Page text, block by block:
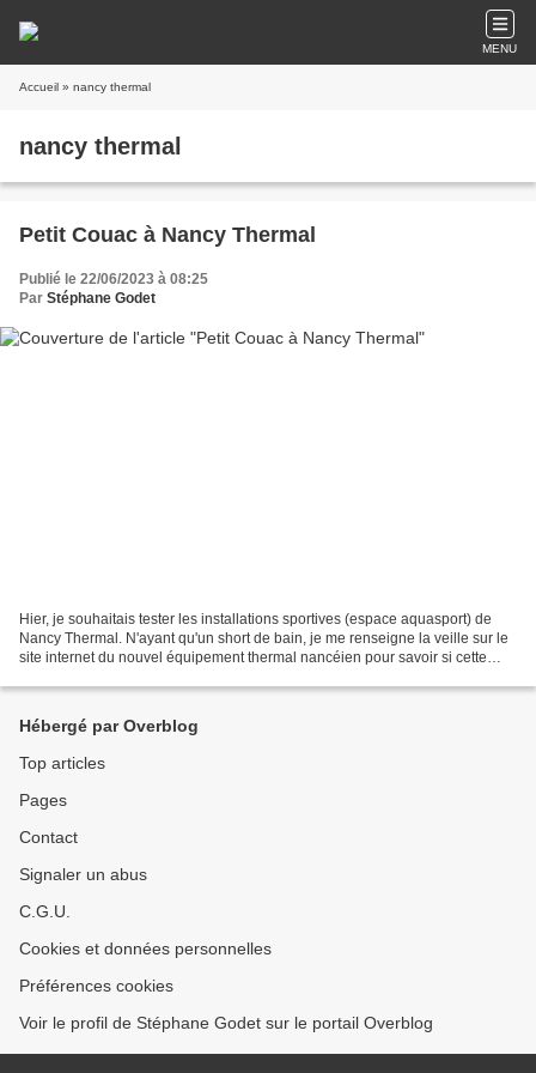
MENU
Accueil » nancy thermal
nancy thermal
Petit Couac à Nancy Thermal
Publié le 22/06/2023 à 08:25
Par Stéphane Godet
Hier, je souhaitais tester les installations sportives (espace aquasport) de
Nancy Thermal. N'ayant qu'un short de bain, je me renseigne la veille sur le
site internet du nouvel équipement thermal nancéien pour savoir si cette
Hébergé par Overblog
Top articles
Pages
Contact
Signaler un abus
C.G.U.
Cookies et données personnelles
Préférences cookies
Voir le profil de Stéphane Godet sur le portail Overblog